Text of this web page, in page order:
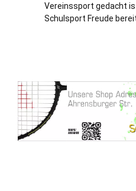
Vereinssport gedacht
Schulsport Freude